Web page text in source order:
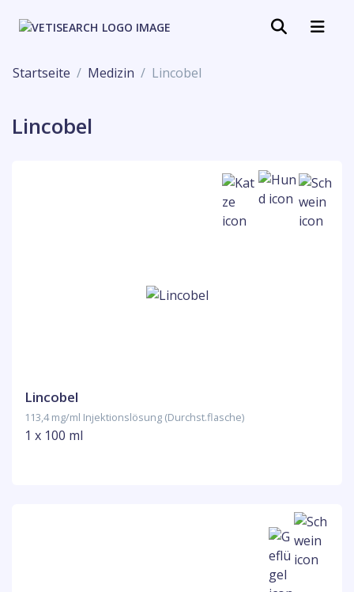
Startseite Medizin Lincobel
Lincobel
Lincobel
113,4 mg/ml Injektionslösung (Durchst.flasche)
1 x 100 ml